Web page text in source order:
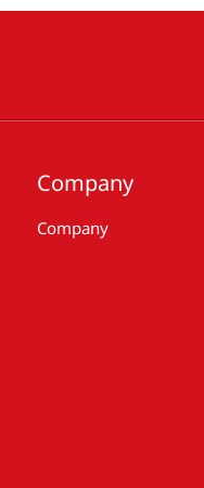
Company
Company